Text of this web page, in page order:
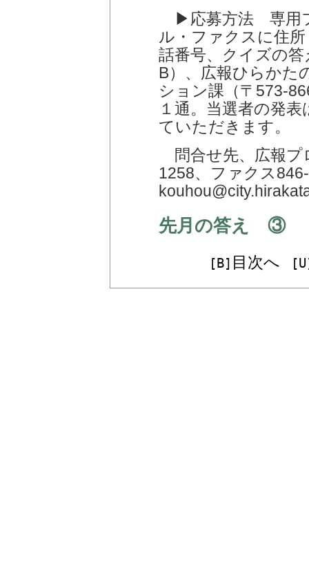
▶応募方法 専用
ル・ファクスに住
話番号、クイズの
B）、広報ひらかた
ション課（〒573-
１通。当選者の発
ていただきます。
問合せ先、広報
1258、ファクス
先月の答え ③
[B] 目次へ